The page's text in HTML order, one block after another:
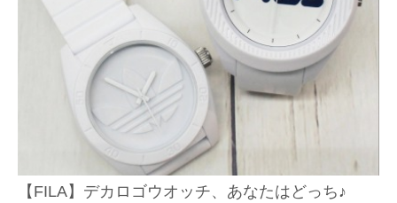
【FILA】デカロゴウオッチ、あなたはどっち♪